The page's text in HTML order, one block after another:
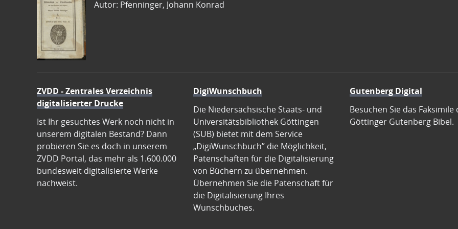
Autor: Pfenninger, Johann Konrad
ZVDD - Zentrales Verzeichnis
digitalisierter Drucke
Ist Ihr gesuchtes Werk noch nicht in
unserem digitalen Bestand? Dann
probieren Sie es doch in unserem
ZVDD Portal, das mehr als 1.600.000
bundesweit digitalisierte Werke
nachweist.
DigiWunschbuch
Die Niedersächsische Staats- und
Universitätsbibliothek Göttingen
(SUB) bietet mit dem Service
„DigiWunschbuch” die Möglichkeit,
Patenschaften für die Digitalisierung
von Büchern zu übernehmen.
Übernehmen Sie die Patenschaft für
die Digitalisierung Ihres
Wunschbuches.
Gutenberg Digital
Besuchen Sie das Faksimile
Göttinger Gutenberg Bibel.